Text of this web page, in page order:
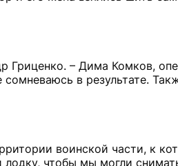
Гриценко. – Дима Комков,
в результате.
воинской части, к
лодку, чтобы мы могли